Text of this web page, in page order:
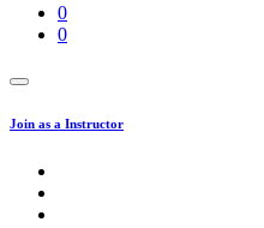
0
0
Join as a Instructor